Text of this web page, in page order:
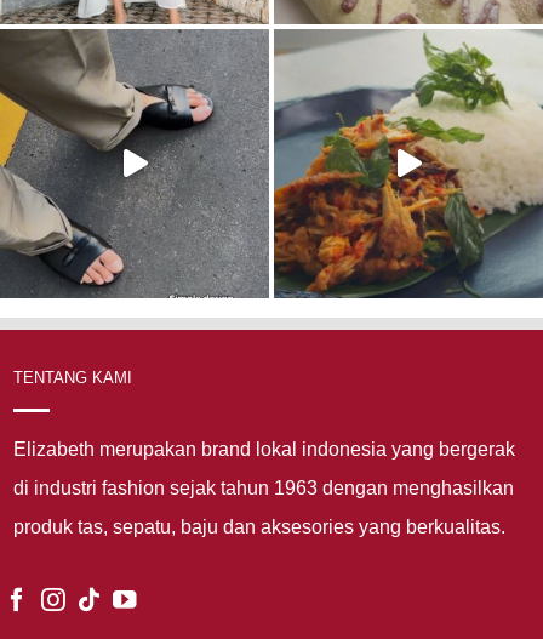
TENTANG KAMI
Elizabeth merupakan brand lokal indonesia yang bergerak
di industri fashion sejak tahun 1963 dengan menghasilkan
produk tas, sepatu, baju dan aksesories yang berkualitas.